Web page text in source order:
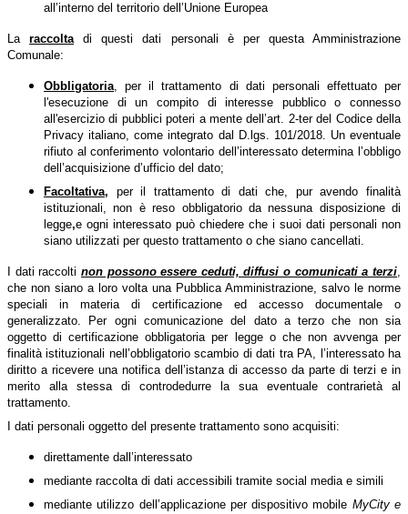
all’interno del territorio dell’Unione Europea
Laraccolta
di questi dati personali è per questa Amministrazione
Comunale:
Obbligatoria, per il trattamento di dati personali effettuato per
l'esecuzione di un compito di interesse pubblico o connesso
all'esercizio di pubblici poteri a mente dell’art. 2-ter del Codice della
Privacy italiano, come integrato dal D.lgs. 101/2018. Un eventuale
rifiuto al conferimento volontario dell’interessato determina l’obbligo
dell’acquisizione d’ufficio del dato;
Facoltativa, per il trattamento di dati che, pur avendo finalità
istituzionali, non è reso obbligatorio da nessuna disposizione di
legge,e ogni interessato può chiedere che i suoi dati personali non
siano utilizzati per questo trattamento o che siano cancellati.
I dati raccolti non possono essere ceduti, diffusi o comunicati a terzi,
che non siano a loro volta una Pubblica Amministrazione, salvo le norme
speciali in materia di certificazione ed accesso documentale o
generalizzato. Per ogni comunicazione del dato a terzo che non sia
oggetto di certificazione obbligatoria per legge o che non avvenga per
finalità istituzionali nell’obbligatorio scambio di dati tra PA, l’interessato ha
diritto a ricevere una notifica dell’istanza di accesso da parte di terzi e in
merito alla stessa di controdedurre la sua eventuale contrarietà al
trattamento.
I dati personali oggetto del presente trattamento sono acquisiti:
direttamente dall’interessato
mediante raccolta di dati accessibili tramite social media e simili
mediante utilizzo dell’applicazione per dispositivo mobile MyCity e